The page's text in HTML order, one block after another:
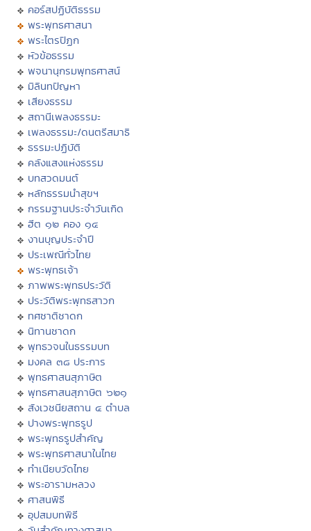
คอร์สปฏิบัติธรรม
พระพุทธศาสนา
พระไตรปิฏก
หัวข้อธรรม
พจนานุกรมพุทธศาสน์
มิลินทปัญหา
เสียงธรรม
สถานีเพลงธรรมะ
เพลงธรรมะ/ดนตรีสมาธิ
ธรรมะปฏิบัติ
คลังแสงแห่งธรรม
บทสวดมนต์
หลักธรรมนำสุขฯ
กรรมฐานประจำวันเกิด
ฮีต ๑๒ คอง ๑๔
งานบุญประจำปี
ประเพณีทั่วไทย
พระพุทธเจ้า
ภาพพระพุทธประวัติ
ประวัติพระพุทธสาวก
ทศชาติชาดก
นิทานชาดก
พุทธวจนในธรรมบท
มงคล ๓๘ ประการ
พุทธศาสนสุภาษิต
พุทธศาสนสุภาษิต ๖๒๑
สังเวชนียสถาน ๔ ตำบล
ปางพระพุทธรูป
พระพุทธรูปสำคัญ
พระพุทธศาสนาในไทย
ทำเนียบวัดไทย
พระอารามหลวง
ศาสนพิธี
อุปสมบทพิธี